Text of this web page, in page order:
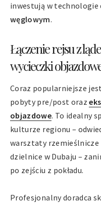
inwestują w technologie
węglowym.
Łączenie rejsu z
wycieczki
Coraz popularniejsze
pobyty pre/post oraz
objazdowe. To idealny
kulturze regionu –
warsztaty rzemieślnicze
dzielnice w Dubaju –
po zejściu z pokładu.
Profesjonalny doradca